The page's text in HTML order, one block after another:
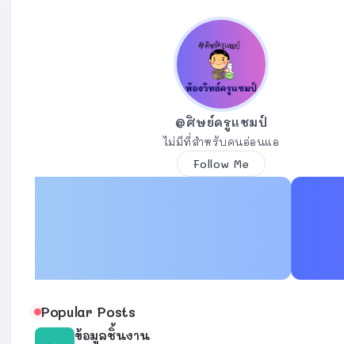
@ศิษย์ครูแชมป์
ไม่มีที่สำหรับคนอ่อนแอ
Follow Me
Popular Posts
ข้อมูลชิ้นงาน